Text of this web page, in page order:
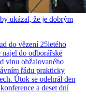
ukázal, že je dobrým
do vězení 25letého
do odborářské
vinu obžalovaného
řádu prakticky
Útok se odehrál den
a deset dní